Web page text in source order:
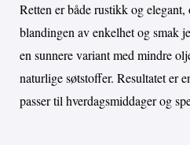
Retten er både rustikk og
blandingen av enkelhet og smak
en sunnere variant med mindre
naturlige søtstoffer. Resultatet er
passer til hverdagsmiddager og